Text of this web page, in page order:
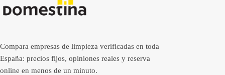
Compara empresas de limpieza verificadas en toda
España: precios fijos, opiniones reales y reserva
online en menos de un minuto.